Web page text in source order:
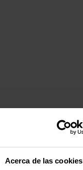
Acerca de las cookies